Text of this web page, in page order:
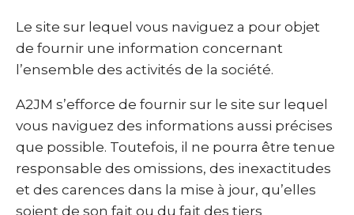
Le site sur lequel vous naviguez a pour objet
de fournir une information concernant
l’ensemble des activités de la société.
A2JM s’efforce de fournir sur le site sur lequel
vous naviguez des informations aussi précises
que possible. Toutefois, il ne pourra être tenue
responsable des omissions, des inexactitudes
et des carences dans la mise à jour, qu’elles
soient de son fait ou du fait des tiers